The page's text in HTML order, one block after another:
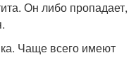
Он либо пропадает,
Чаще всего имеют